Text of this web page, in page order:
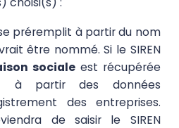
préremplit à partir du nom
être nommé. Si le SIREN
socialeest récupérée
à partir des données
des entreprises.
de saisir le SIREN